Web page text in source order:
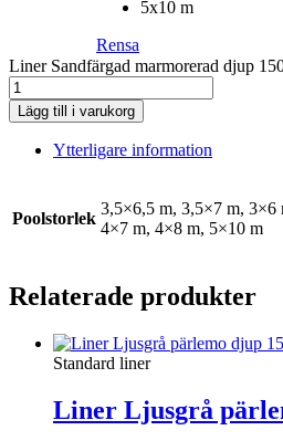
5x10 m
Rensa
Liner Sandfärgad marmorerad djup
Lägg till i varukorg
Ytterligare information
Poolstorlek
3,5×6,5 m, 3,5×7 m, 3×6
4×7 m, 4×8 m, 5×10 m
Relaterade produkter
Standard liner
Liner Ljusgrå